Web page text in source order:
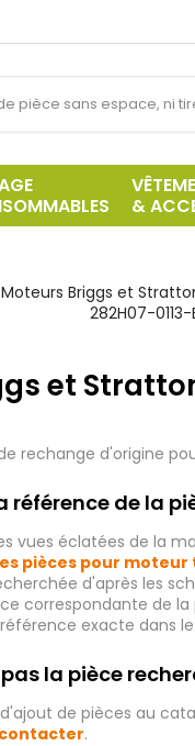
&
Moteurs Briggs et
282H07-0113-
et
rechange d'origine
référence de la
vues éclatées de la
pièces pour
d'après les
correspondante de
référence exacte dans
la pièce
de pièces au
.